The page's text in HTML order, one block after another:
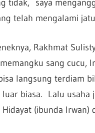
tidak, saya
telah mengalami
Rakhmat
sang cucu,
langsung terdiam
luar biasa. Lalu
(ibunda Irwan)